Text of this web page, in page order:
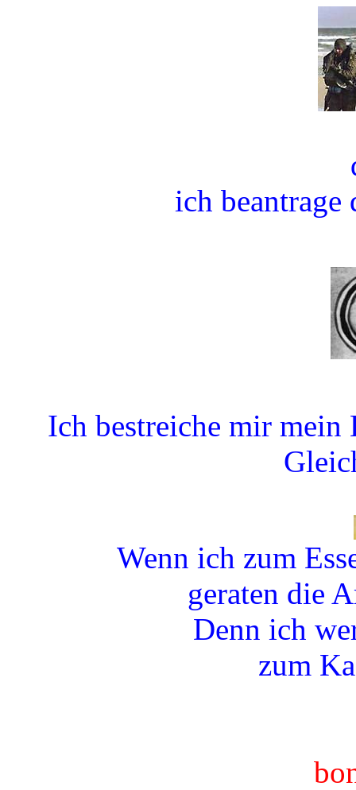
ich
Ich bestreiche mir
Wenn ich zum
geraten die
Denn ich
zum